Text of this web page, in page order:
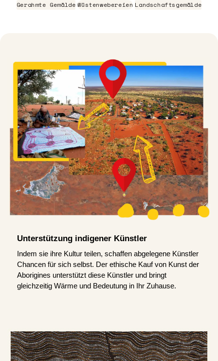
Gerahmte Gemälde Wüstenwebereien Landschaftsgemälde
Unterstützung indigener Künstler
Indem sie ihre Kultur teilen, schaffen abgelegene Künstler
Chancen für sich selbst. Der ethische Kauf von Kunst der
Aborigines unterstützt diese Künstler und bringt
gleichzeitig Wärme und Bedeutung in Ihr Zuhause.